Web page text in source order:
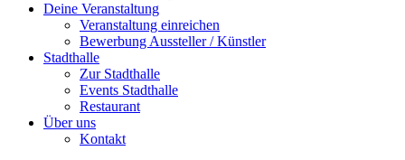
Deine Veranstaltung
Veranstaltung einreichen
Bewerbung Aussteller / Künstler
Stadthalle
Zur Stadthalle
Events Stadthalle
Restaurant
Über uns
Kontakt